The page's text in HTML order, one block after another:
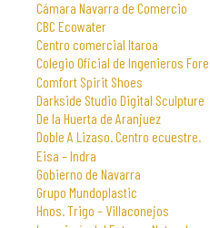
Cámara Navarra de Comercio
CBC Ecowater
Centro comercial Itaroa
Colegio Oficial de Ingenieros
Comfort Spirit Shoes
Darkside Studio Digital Sculpture
De la Huerta de Aranjuez
Doble A Lizaso. Centro ecuestre.
Eisa – Indra
Gobierno de Navarra
Grupo Mundoplastic
Hnos. Trigo – Villaconejos